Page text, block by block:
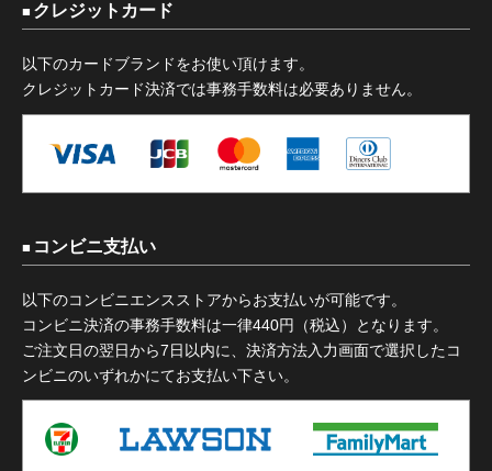
クレジットカード
以下のカードブランドをお使い頂けます。
クレジットカード決済では事務手数料は必要ありません。
コンビニ支払い
以下のコンビニエンスストアからお支払いが可能です。
コンビニ決済の事務手数料は一律440円（税込）となります。
ご注文日の翌日から7日以内に、決済方法入力画面で選択したコ
ンビニのいずれかにてお支払い下さい。